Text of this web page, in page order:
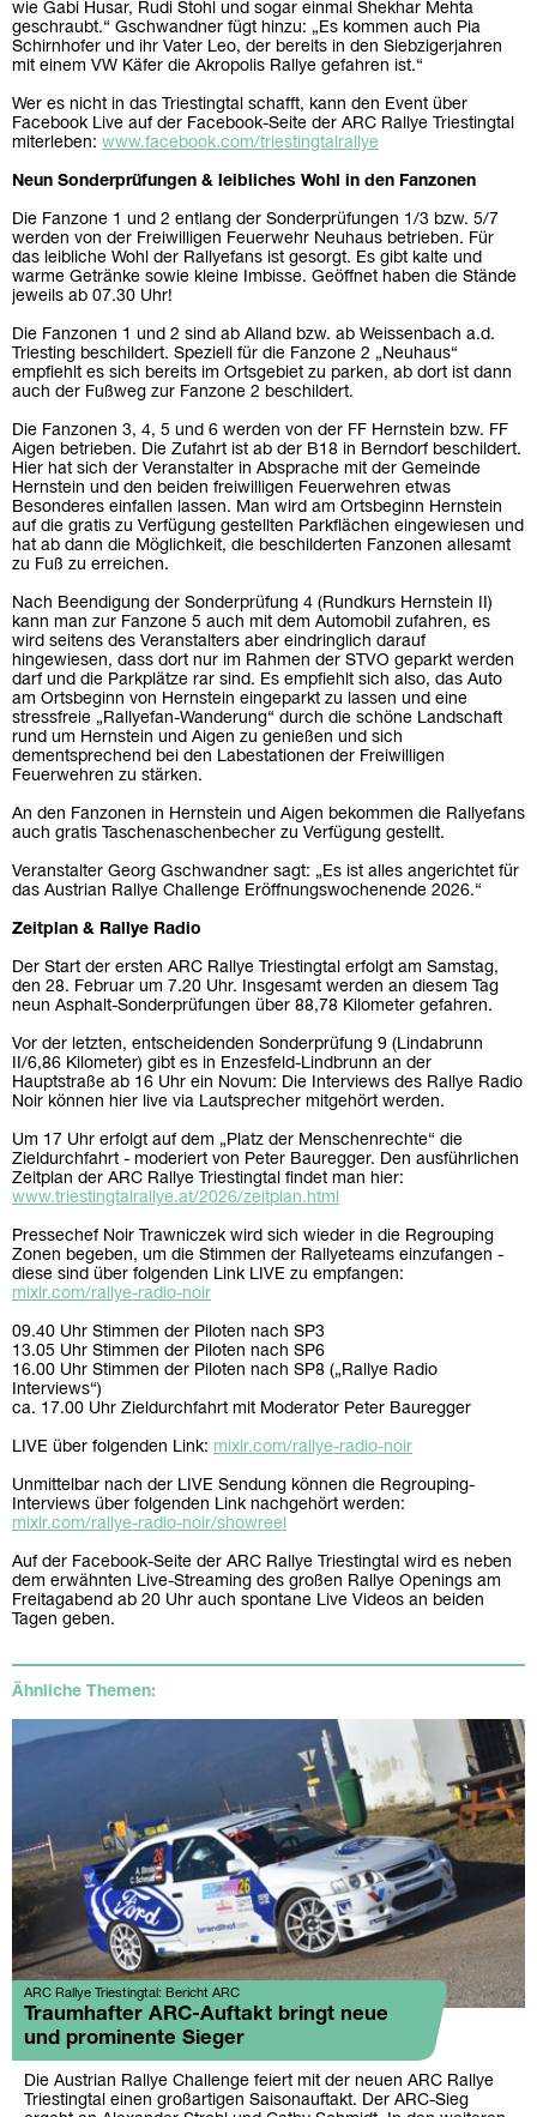
wie Gabi Husar, Rudi Stohl und sogar einmal Shekhar Mehta
geschraubt.“ Gschwandner fügt hinzu: „Es kommen auch Pia
Schirnhofer und ihr Vater Leo, der bereits in den Siebzigerjahren
mit einem VW Käfer die Akropolis Rallye gefahren ist.“
Wer es nicht in das Triestingtal schafft, kann den Event über
Facebook Live auf der Facebook-Seite der ARC Rallye Triestingtal
miterleben: www.facebook.com/triestingtalrallye
Neun Sonderprüfungen & leibliches Wohl in den Fanzonen
Die Fanzone 1 und 2 entlang der Sonderprüfungen 1/3 bzw. 5/7
werden von der Freiwilligen Feuerwehr Neuhaus betrieben. Für
das leibliche Wohl der Rallyefans ist gesorgt. Es gibt kalte und
warme Getränke sowie kleine Imbisse. Geöffnet haben die Stände
jeweils ab 07.30 Uhr!
Die Fanzonen 1 und 2 sind ab Alland bzw. ab Weissenbach a.d.
Triesting beschildert. Speziell für die Fanzone 2 „Neuhaus“
empfiehlt es sich bereits im Ortsgebiet zu parken, ab dort ist dann
auch der Fußweg zur Fanzone 2 beschildert.
Die Fanzonen 3, 4, 5 und 6 werden von der FF Hernstein bzw. FF
Aigen betrieben. Die Zufahrt ist ab der B18 in Berndorf beschildert.
Hier hat sich der Veranstalter in Absprache mit der Gemeinde
Hernstein und den beiden freiwilligen Feuerwehren etwas
Besonderes einfallen lassen. Man wird am Ortsbeginn Hernstein
auf die gratis zu Verfügung gestellten Parkflächen eingewiesen und
hat ab dann die Möglichkeit, die beschilderten Fanzonen allesamt
zu Fuß zu erreichen.
Nach Beendigung der Sonderprüfung 4 (Rundkurs Hernstein II)
kann man zur Fanzone 5 auch mit dem Automobil zufahren, es
wird seitens des Veranstalters aber eindringlich darauf
hingewiesen, dass dort nur im Rahmen der STVO geparkt werden
darf und die Parkplätze rar sind. Es empfiehlt sich also, das Auto
am Ortsbeginn von Hernstein eingeparkt zu lassen und eine
stressfreie „Rallyefan-Wanderung“ durch die schöne Landschaft
rund um Hernstein und Aigen zu genießen und sich
dementsprechend bei den Labestationen der Freiwilligen
Feuerwehren zu stärken.
An den Fanzonen in Hernstein und Aigen bekommen die Rallyefans
auch gratis Taschenaschenbecher zu Verfügung gestellt.
Veranstalter Georg Gschwandner sagt: „Es ist alles angerichtet für
das Austrian Rallye Challenge Eröffnungswochenende 2026.“
Zeitplan & Rallye Radio
Der Start der ersten ARC Rallye Triestingtal erfolgt am Samstag,
den 28. Februar um 7.20 Uhr. Insgesamt werden an diesem Tag
neun Asphalt-Sonderprüfungen über 88,78 Kilometer gefahren.
Vor der letzten, entscheidenden Sonderprüfung 9 (Lindabrunn
II/6,86 Kilometer) gibt es in Enzesfeld-Lindbrunn an der
Hauptstraße ab 16 Uhr ein Novum: Die Interviews des Rallye Radio
Noir können hier live via Lautsprecher mitgehört werden.
Um 17 Uhr erfolgt auf dem „Platz der Menschenrechte“ die
Zieldurchfahrt - moderiert von Peter Bauregger. Den ausführlichen
Zeitplan der ARC Rallye Triestingtal findet man hier:
www.triestingtalrallye.at/2026/zeitplan.html
Pressechef Noir Trawniczek wird sich wieder in die Regrouping
Zonen begeben, um die Stimmen der Rallyeteams einzufangen -
diese sind über folgenden Link LIVE zu empfangen:
mixlr.com/rallye-radio-noir
09.40 Uhr Stimmen der Piloten nach SP3
13.05 Uhr Stimmen der Piloten nach SP6
16.00 Uhr Stimmen der Piloten nach SP8 („Rallye Radio
Interviews“)
ca. 17.00 Uhr Zieldurchfahrt mit Moderator Peter Bauregger
LIVE über folgenden Link: mixlr.com/rallye-radio-noir
Unmittelbar nach der LIVE Sendung können die Regrouping-
Interviews über folgenden Link nachgehört werden:
mixlr.com/rallye-radio-noir/showreel
Auf der Facebook-Seite der ARC Rallye Triestingtal wird es neben
dem erwähnten Live-Streaming des großen Rallye Openings am
Freitagabend ab 20 Uhr auch spontane Live Videos an beiden
Tagen geben.
Ähnliche Themen:
ARC Rallye Triestingtal: Bericht ARC
Traumhafter ARC-Auftakt bringt neue
und prominente Sieger
Die Austrian Rallye Challenge feiert mit der neuen ARC Rallye
Triestingtal einen großartigen Saisonauftakt. Der ARC-Sieg